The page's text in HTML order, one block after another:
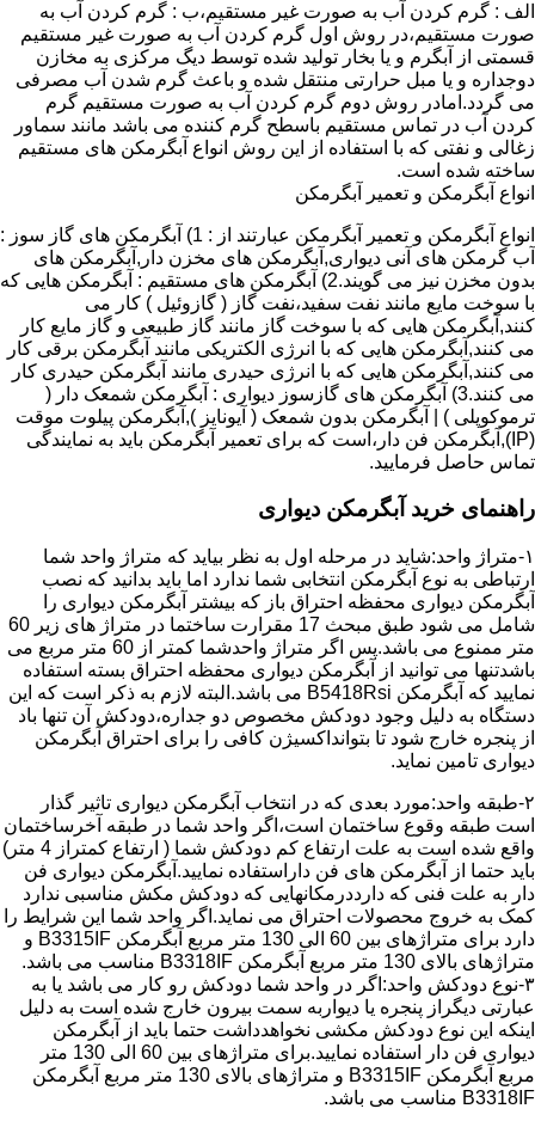
الف : گرم کردن آب به صورت غیر مستقیم،ب : گرم کردن آب به
صورت مستقیم،در روش اول گرم کردن آب به صورت غیر مستقیم
قسمتی از آبگرم و یا بخار تولید شده توسط دیگ مرکزی به مخازن
دوجداره و یا مبل حرارتی منتقل شده و باعث گرم شدن آب مصرفی
می گردد.امادر روش دوم گرم کردن آب به صورت مستقیم گرم
کردن آب در تماس مستقیم باسطح گرم کننده می باشد مانند سماور
زغالی و نفتی که با استفاده از این روش انواع آبگرمکن های مستقیم
ساخته شده است.
انواع آبگرمکن و تعمیر آبگرمکن
انواع آبگرمکن و تعمیر آبگرمکن عبارتند از : 1) آبگرمکن های گاز سوز :
آب گرمکن های آنی دیواری,آبگرمکن های مخزن دار,آبگرمکن های
بدون مخزن نیز می گویند.2) آبگرمکن های مستقیم : آبگرمکن هایی که
با سوخت مایع مانند نفت سفید،نفت گاز ( گازوئیل ) کار می
کنند,آبگرمکن هایی که با سوخت گاز مانند گاز طبیعی و گاز مایع کار
می کنند,آبگرمکن هایی که با انرژی الکتریکی مانند آبگرمکن برقی کار
می کنند,آبگرمکن هایی که با انرژی حیدری مانند آبگرمکن حیدری کار
می کنند.3) آبگرمکن های گازسوز دیواری : آبگرمکن شمعک دار (
ترموکوپلی ) | آبگرمکن بدون شمعک ( آیونایز ),آبگرمکن پیلوت موقت
(IP),آبگرمکن فن دار،است که برای تعمیر آبگرمکن باید به نمایندگی
تماس حاصل فرمایید.
راهنمای خرید آبگرمکن دیواری
۱-متراژ واحد:شاید در مرحله اول به نظر بیاید که متراژ واحد شما
ارتباطی به نوع آبگرمکن انتخابی شما ندارد اما باید بدانید که نصب
آبگرمکن دیواری محفظه احتراق باز که بیشتر آبگرمکن دیواری را
شامل می شود طبق مبحث 17 مقرارت ساختما در متراژ های زیر 60
متر ممنوع می باشد.پس اگر متراژ واحدشما کمتر از 60 متر مربع می
باشدتنها می توانید از آبگرمکن دیواری محفظه احتراق بسته استفاده
نمایید که آبگرمکن B5418Rsi می باشد.البته لازم به ذکر است که این
دستگاه به دلیل وجود دودکش مخصوص دو جداره،دودکش آن تنها باد
از پنجره خارج شود تا بتوانداکسیژن کافی را برای احتراق آبگرمکن
دیواری تامین نماید.
۲-طبقه واحد:مورد بعدی که در انتخاب آبگرمکن دیواری تاثیر گذار
است طبقه وقوع ساختمان است،اگر واحد شما در طبقه آخرساختمان
واقع شده است به علت ارتفاع کم دودکش شما ( ارتفاع کمتراز 4 متر)
باید حتما از آبگرمکن های فن داراستفاده نمایید.آبگرمکن دیواری فن
دار به علت فنی که دارددرمکانهایی که دودکش مکش مناسبی ندارد
کمک به خروج محصولات احتراق می نماید.اگر واحد شما این شرایط را
دارد برای متراژهای بین 60 الی 130 متر مربع آبگرمکن B3315IF و
متراژهای بالای 130 متر مربع آبگرمکن B3318IF مناسب می باشد.
۳-نوع دودکش واحد:اگر در واحد شما دودکش رو کار می باشد یا به
عبارتی دیگراز پنجره یا دیواربه سمت بیرون خارج شده است به دلیل
اینکه این نوع دودکش مکشی نخواهدداشت حتما باید از آبگرمکن
دیواری فن دار استفاده نمایید.برای متراژهای بین 60 الی 130 متر
مربع آبگرمکن B3315IF و متراژهای بالای 130 متر مربع آبگرمکن
B3318IF مناسب می باشد.